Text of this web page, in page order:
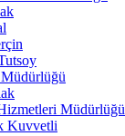
Müdürlüğü
Kuvvetli